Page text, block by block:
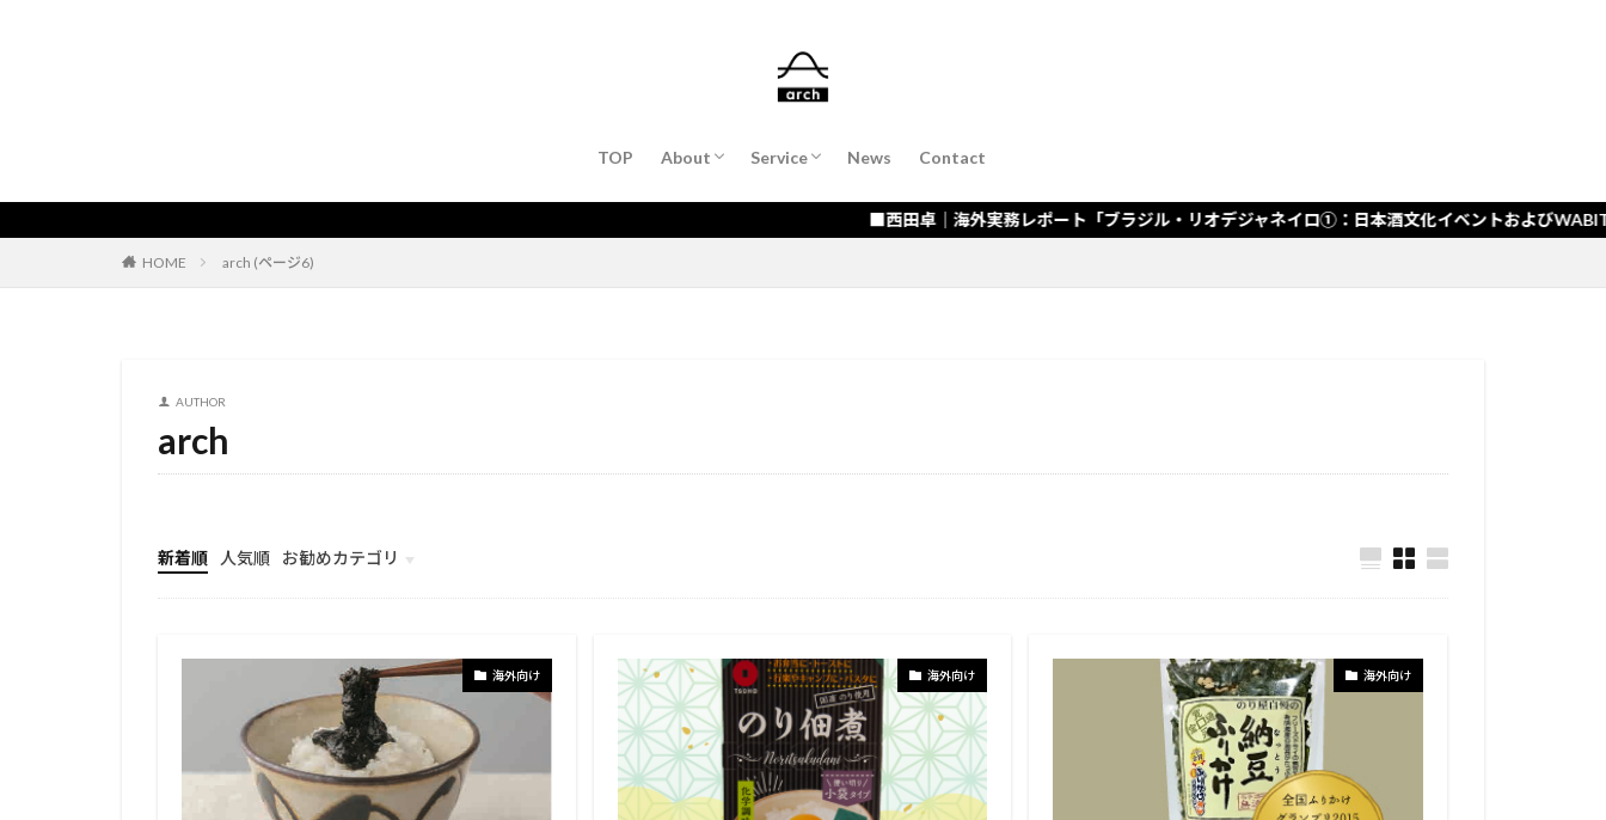
TOP About
About Suguru Nishida（COO）
Service
会計・財務支援
会社設立支援
経営コンサルティング／経営者コーチング
海外進出・販路開拓支援
IT・DX化支援 / AI活用
News Contact
■西田卓｜海外実務レポート「ブラジル・リオデジャネイロ①：日本酒文化イベントおよびWABITABI報告会を実
HOME arch (ページ6)
AUTHOR
arch
新着順 人気順
お勧めカテゴリ
総合
海外向け 海外向け 海外向け